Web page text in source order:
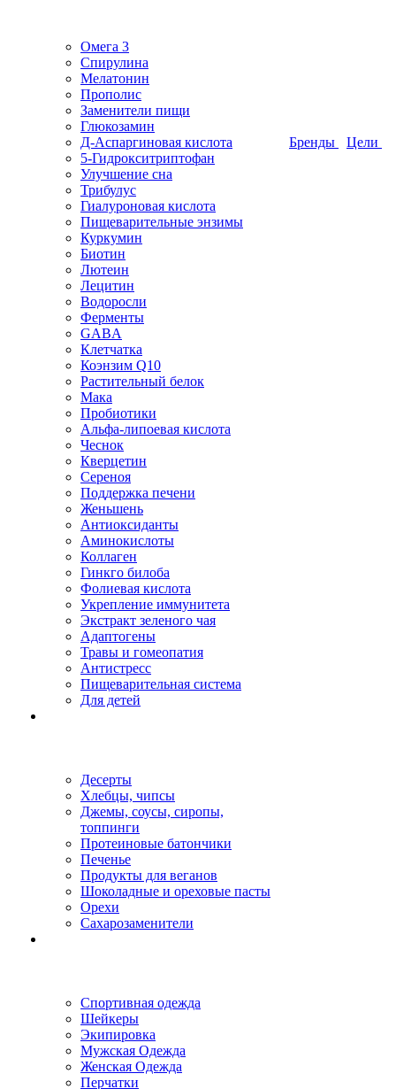
Омега 3
Спирулина
Мелатонин
Прополис
Заменители пищи
Глюкозамин
Д-Аспаргиновая кислота
5-Гидрокситриптофан
Улучшение сна
Трибулус
Гиалуроновая кислота
Пищеварительные энзимы
Куркумин
Биотин
Лютеин
Лецитин
Водоросли
Ферменты
GABA
Клетчатка
Коэнзим Q10
Растительный белок
Мака
Пробиотики
Альфа-липоевая кислота
Чеснок
Кверцетин
Сереноя
Поддержка печени
Женьшень
Антиоксиданты
Аминокислоты
Коллаген
Гинкго билоба
Фолиевая кислота
Укрепление иммунитета
Экстракт зеленого чая
Адаптогены
Травы и гомеопатия
Антистресс
Пищеварительная система
Для детей
Десерты
Хлебцы, чипсы
Джемы, соусы, сиропы,
топпинги
Протеиновые батончики
Печенье
Продукты для веганов
Шоколадные и ореховые пасты
Орехи
Сахарозаменители
Спортивная одежда
Шейкеры
Экипировка
Мужская Одежда
Женская Одежда
Перчатки
Бренды Цели